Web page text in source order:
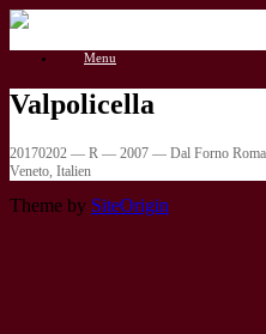
Gå
indhold
Menu
Valpolicella
20170202 — R — 2007 — Dal Forno
Veneto, Italien
Theme by SiteOrigin